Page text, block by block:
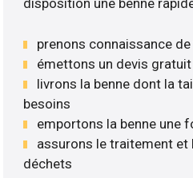
disposition une benne
prenons connaissance
émettons un devis gratuit
livrons la benne dont la
besoins
emportons la benne une
assurons le traitement et
déchets